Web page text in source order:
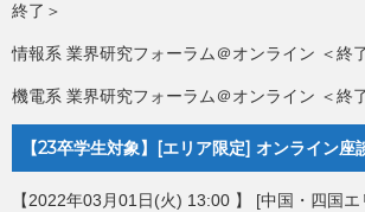
終了＞
情報系 業界研究フォーラム＠オンライン ＜終
機電系 業界研究フォーラム＠オンライン ＜終
【23卒学生対象】[エリア限定] オンライン座
【2022年03月01日(火) 13:00 】 [中国・四国